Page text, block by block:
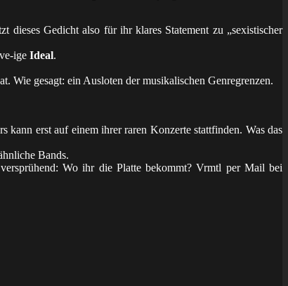
dieses Gedicht also für ihr klares Statement zu „sexistischer
ige Ideal.
gesagt: ein Ausloten der musikalischen Genregrenzen.
kann erst auf einem ihrer raren Konzerte stattfinden. Was das
Bands.
Wo ihr die Platte bekommt? Vrmtl per Mail bei